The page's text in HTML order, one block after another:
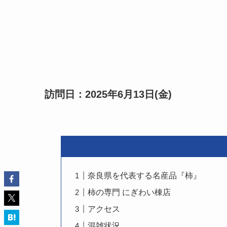
訪問日：2025年6月13日(金)
奈良県を代表する名産品『柿』
柿の専門 にぎわい棟店
アクセス